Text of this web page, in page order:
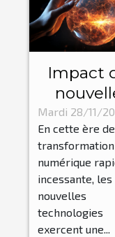
Impact
sur la
des
Mardi 28/11/
En cette ère de
transformation
numérique
incessante, les
nouvelles
technologies
exercent une...